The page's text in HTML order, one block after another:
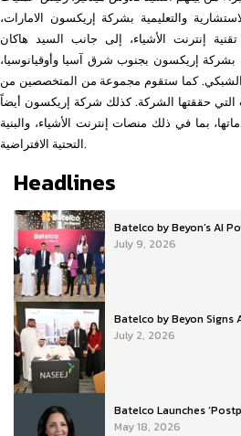
والتعليمية بشركة إريكسون الامارات،
إنترنت الأشياء، إلى جانب السيد هاكان
إريكسون بجنوب شرق آسيا وأوقيانوسيا،
الشبكي. كما ستقوم مجموعة من المتخصصين من
حققتها الشركة. كذلك شركة إريكسون أيضاً
بما في ذلك منصات إنترنت الأشياء، والبنية
التحتية الافتراضية.
Headlines
Batelco by Beyon’s AI
July 9, 2026
Batelco by Beyon Signs
July 2, 2026
Batelco Launches
May 18, 2026